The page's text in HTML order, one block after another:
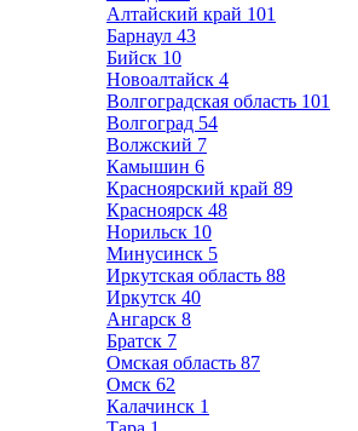
Алтайский край 101
Барнаул 43
Бийск 10
Новоалтайск 4
Волгоградская область 101
Волгоград 54
Волжский 7
Камышин 6
Красноярский край 89
Красноярск 48
Норильск 10
Минусинск 5
Иркутская область 88
Иркутск 40
Ангарск 8
Братск 7
Омская область 87
Омск 62
Калачинск 1